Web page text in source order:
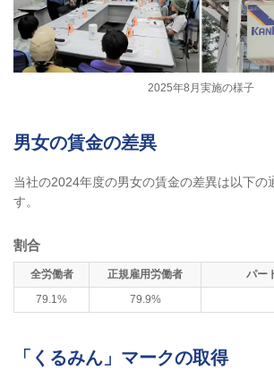
2025年8月実施の様子
男女の賃金の差異
当社の2024年度の男女の賃金の差異は以下の
す。
割合
全労働者 正規雇用労働者
パー
79.1%
79.9%
「くるみん」マークの取得